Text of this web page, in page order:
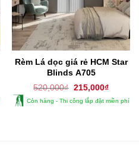
Rèm Lá dọc giá rẻ HCM Star
Blinds A705
520,000₫ Giá
là:
215,000₫Giá
tại
Còn hàng - Thi công lắp đặt miền phí